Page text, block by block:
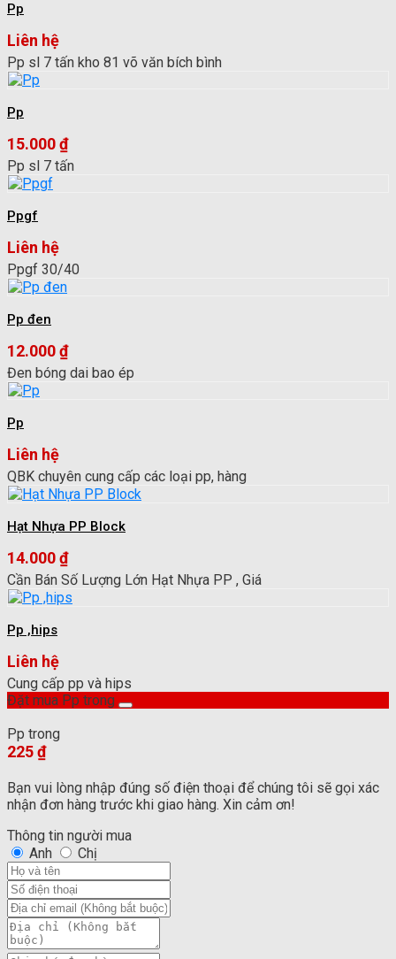
Pp
Liên hệ
Pp sl 7 tấn kho 81 võ văn bích bình
Pp
15.000₫
Pp sl 7 tấn
Ppgf
Liên hệ
Ppgf 30/40
Pp đen
12.000₫
Đen bóng dai bao ép
Pp
Liên hệ
QBK chuyên cung cấp các loại pp, hàng
Hạt Nhựa PP Block
14.000₫
Cần Bán Số Lượng Lớn Hạt Nhựa PP , Giá
Pp ,hips
Liên hệ
Cung cấp pp và hips
Đặt mua Pp trong
Pp trong
225₫
Bạn vui lòng nhập đúng số điện thoại để chúng tôi sẽ gọi xác
nhận đơn hàng trước khi giao hàng. Xin cảm ơn!
Thông tin người mua
Anh
Chị